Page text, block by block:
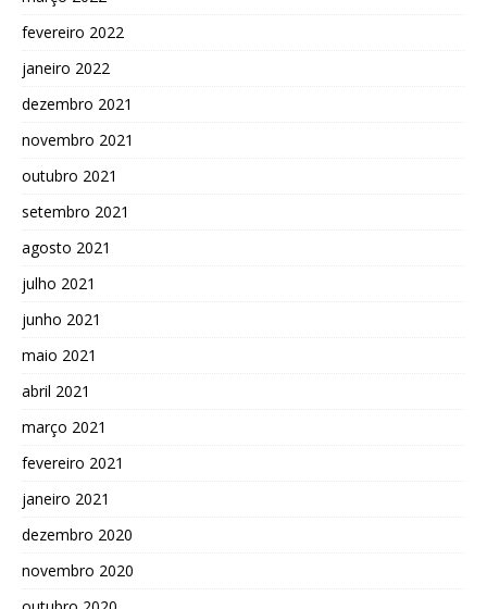
fevereiro 2022
janeiro 2022
dezembro 2021
novembro 2021
outubro 2021
setembro 2021
agosto 2021
julho 2021
junho 2021
maio 2021
abril 2021
março 2021
fevereiro 2021
janeiro 2021
dezembro 2020
novembro 2020